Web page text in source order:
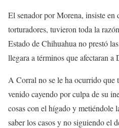
El senador por Morena, insiste
torturadores, tuvieron toda la
Estado de Chihuahua no prestó
llegara a términos que afectaran a
A Corral no se le ha ocurrido que
venido cayendo por culpa de su
cosas con el hígado y metiéndole
saber los casos y no siguiendo el